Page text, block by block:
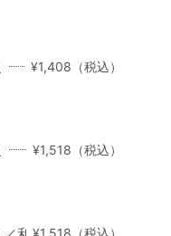
¥1,408（税込）
¥1,518（税込）